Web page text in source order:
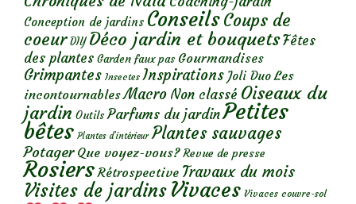
Conception de jardins ConseilsCoups de
coeur DIY Déco jardin et bouquetsFêtes
des plantes Garden faux pas Gourmandises
Grimpantes Insectes Inspirations Joli Duo Les
incontournables Macro Non classé Oiseaux du
jardin Outils Parfums du jardinPetites
bêtes Plantes d’intérieur Plantes sauvages
Potager Que voyez-vous? Revue de presse
Rosiers Rétrospective Travaux du mois
Visites de jardins Vivaces Vivaces couvre-sol